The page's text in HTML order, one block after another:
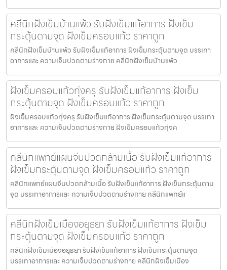
คลีนิกฝังเข็มบ้านแพ้ว รับฝังเข็มแก้อาการ ฝังเข็ม
กระตุ้นตามจุด ฝังเข็มครอบแก้ว ราคาถูก
คลีนิกฝังเข็มบ้านแพ้ว รับฝังเข็มแก้อาการ ฝังเข็มกระตุ้นตามจุด บรรเทา
อาการและ ความเจ็บปวดตามร่างกาย คลีนิกฝังเข็มบ้านแพ้ว
ฝังเข็มครอบแก้วทุ่งครุ รับฝังเข็มแก้อาการ ฝังเข็ม
กระตุ้นตามจุด ฝังเข็มครอบแก้ว ราคาถูก
ฝังเข็มครอบแก้วทุ่งครุ รับฝังเข็มแก้อาการ ฝังเข็มกระตุ้นตามจุด บรรเทา
อาการและ ความเจ็บปวดตามร่างกาย ฝังเข็มครอบแก้วทุ่งค
คลีนิกแพทย์แผนจีนปวดกล้ามเนื้อ รับฝังเข็มแก้อาการ
ฝังเข็มกระตุ้นตามจุด ฝังเข็มครอบแก้ว ราคาถูก
คลีนิกแพทย์แผนจีนปวดกล้ามเนื้อ รับฝังเข็มแก้อาการ ฝังเข็มกระตุ้นตาม
จุด บรรเทาอาการและ ความเจ็บปวดตามร่างกาย คลีนิกแพทย์แ
คลีนิกฝังเข็มเมืองอยุธยา รับฝังเข็มแก้อาการ ฝังเข็ม
กระตุ้นตามจุด ฝังเข็มครอบแก้ว ราคาถูก
คลีนิกฝังเข็มเมืองอยุธยา รับฝังเข็มแก้อาการ ฝังเข็มกระตุ้นตามจุด
บรรเทาอาการและ ความเจ็บปวดตามร่างกาย คลีนิกฝังเข็มเมือง